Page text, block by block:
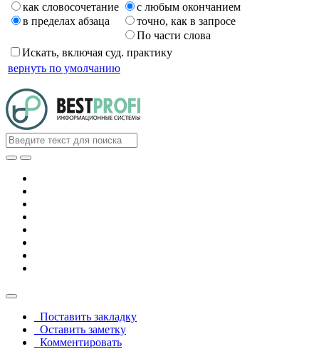
как словосочетание
в пределах абзаца
с любым окончанием
точно, как в запросе
По части слова
Искать, включая суд. практику
вернуть по умолчанию
Поставить закладку
Оставить заметку
Комментировать